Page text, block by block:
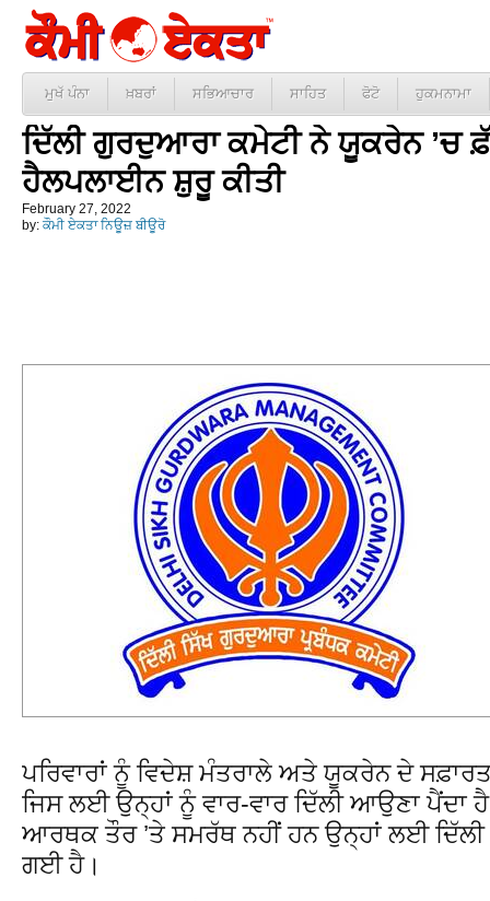
ਮੁਖੱ ਪੰਨਾ ਖ਼ਬਰਾਂ ਸਭਿਆਚਾਰ ਸਾਹਿਤ ਫੋਟੋ ਹੁਕਮਨਾਮਾ
ਦਿੱਲੀ ਗੁਰਦੁਆਰਾ ਕਮੇਟੀ ਨੇ ਯੂਕਰੇਨ ’ਚ
ਹੈਲਪਲਾਈਨ ਸ਼ੁਰੂ ਕੀਤੀ
February 27, 2022
by: ਕੌਮੀ ਏਕਤਾ ਨਿਊਜ਼ ਬੀਊਰੋ
ਪਰਿਵਾਰਾਂ ਨੂੰ ਵਿਦੇਸ਼ ਮੰਤਰਾਲੇ ਅਤੇ ਯੂਕਰੇਨ ਦੇ
ਜਿਸ ਲਈ ਉਨ੍ਹਾਂ ਨੂੰ ਵਾਰ-ਵਾਰ ਦਿੱਲੀ ਆਉਣਾ ਪੈਂਦਾ
ਆਰਥਕ ਤੌਰ ’ਤੇ ਸਮਰੱਥ ਨਹੀਂ ਹਨ ਉਨ੍ਹਾਂ ਲਈ
ਗਈ ਹੈ।